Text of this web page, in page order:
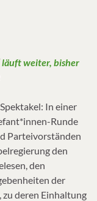
weiter, bisher
In einer
Runde
Parteivorständen
den
den
der
deren Einhaltung